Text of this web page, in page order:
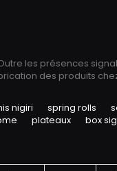
les présences
des produits
nigiri spring rolls
plateaux
box